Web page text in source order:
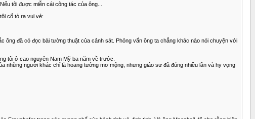
tôi được miễn cái công tác của ông...
cố tỏ ra vui vẻ:
ông đã có đọc bài tường thuật của cảnh sát. Phỏng vấn ông ta chẳng khác nào nói chuyện với
tôi ở cao nguyên Nam Mỹ ba năm về trước.
những người khác chỉ là hoang tưởng mơ mộng, nhưng giáo sư đã đúng nhiều lần và hy vọng